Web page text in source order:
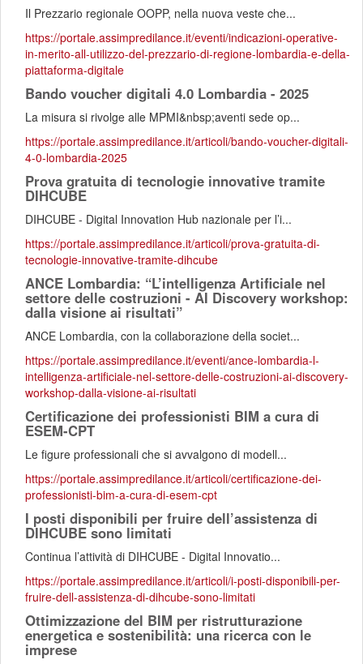
Il Prezzario regionale OOPP, nella nuova veste che...
https://portale.assimpredilance.it/eventi/indicazioni-operative-
in-merito-all-utilizzo-del-prezzario-di-regione-lombardia-e-della-
piattaforma-digitale
Bando voucher digitali 4.0 Lombardia - 2025
La misura si rivolge alle MPMI&nbsp;aventi sede op...
https://portale.assimpredilance.it/articoli/bando-voucher-digitali-
4-0-lombardia-2025
Prova gratuita di tecnologie innovative tramite
DIHCUBE
DIHCUBE - Digital Innovation Hub nazionale per l’i...
https://portale.assimpredilance.it/articoli/prova-gratuita-di-
tecnologie-innovative-tramite-dihcube
ANCE Lombardia: “L’intelligenza Artificiale nel
settore delle costruzioni - AI Discovery workshop:
dalla visione ai risultati”
ANCE Lombardia, con la collaborazione della societ...
https://portale.assimpredilance.it/eventi/ance-lombardia-l-
intelligenza-artificiale-nel-settore-delle-costruzioni-ai-discovery-
workshop-dalla-visione-ai-risultati
Certificazione dei professionisti BIM a cura di
ESEM-CPT
Le figure professionali che si avvalgono di modell...
https://portale.assimpredilance.it/articoli/certificazione-dei-
professionisti-bim-a-cura-di-esem-cpt
I posti disponibili per fruire dell’assistenza di
DIHCUBE sono limitati
Continua l’attività di DIHCUBE - Digital Innovatio...
https://portale.assimpredilance.it/articoli/i-posti-disponibili-per-
fruire-dell-assistenza-di-dihcube-sono-limitati
Ottimizzazione del BIM per ristrutturazione
energetica e sostenibilità: una ricerca con le
imprese